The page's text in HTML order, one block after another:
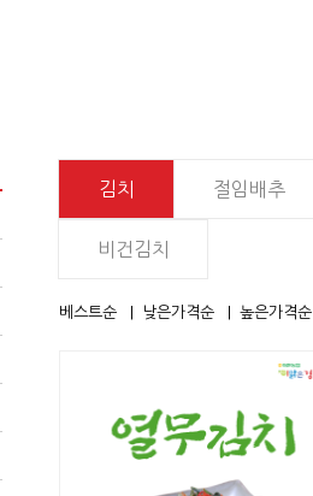
김치 절임배추
비건김치
베스트순 낮은가격순 높은가격순